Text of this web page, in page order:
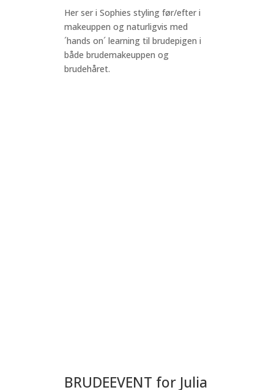
Her ser i Sophies styling før/efter i
makeuppen og naturligvis med
´hands on´ learning til brudepigen i
både brudemakeuppen og
brudehåret.
BRUDEEVENT for Julia